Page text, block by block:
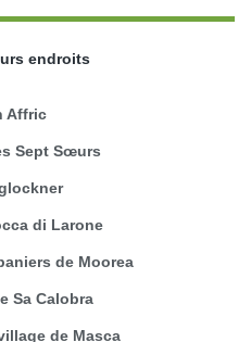
endroits
Affric
Sept Sœurs
di Larone
de Moorea
Sa Calobra
de Masca